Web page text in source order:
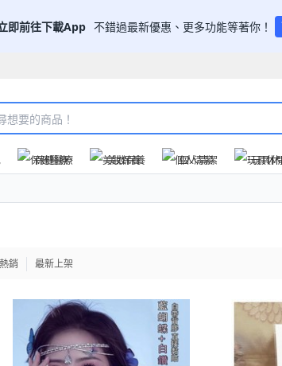
即前往下載App 不錯過最新優惠、更多功能等著你！
保健醫療 美妝保養 個人清潔 玩具休
銷 最新上架